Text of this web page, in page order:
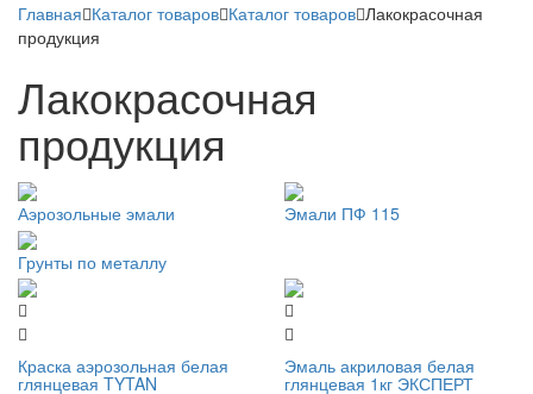
Главная Каталог товаров Каталог товаров Лакокрасочная
продукция
Лакокрасочная
продукция
Аэрозольные эмали Эмали ПФ 115
Грунты по металлу
Краска аэрозольная белая
глянцевая TYTAN
Эмаль акриловая белая
глянцевая 1кг ЭКСПЕРТ